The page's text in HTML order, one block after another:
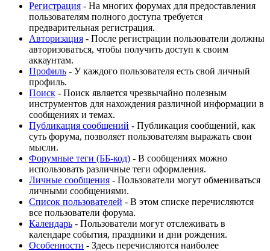
Регистрация - На многих форумах для предоставления
пользователям полного доступа требуется
предварительная регистрация.
Авторизация - После регистрации пользователи должны
авторизоваться, чтобы получить доступ к своим
аккаунтам.
Профиль - У каждого пользователя есть свой личный
профиль.
Поиск - Поиск является чрезвычайно полезным
инструментов для нахождения различной информации в
сообщениях и темах.
Публикация сообщений - Публикация сообщений, как
суть форума, позволяет пользователям выражать свои
мысли.
Форумные теги (ББ-код) - В сообщениях можно
использовать различные теги оформления.
Личные сообщения - Пользователи могут обмениваться
личными сообщениями.
Список пользователей - В этом списке перечисляются
все пользователи форума.
Календарь - Пользователи могут отслеживать в
календаре события, праздники и дни рождения.
Особенности - Здесь перечисляются наиболее